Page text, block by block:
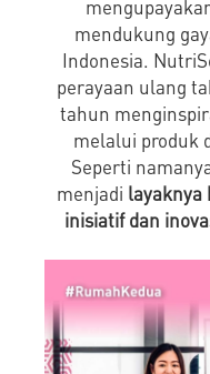
mendukung
Indonesia.
perayaan ulang
tahun
melalui produk
Seperti
menjadi layaknya
inisiatif dan